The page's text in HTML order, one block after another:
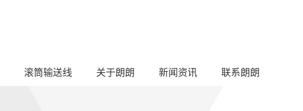
滚筒输送线 关于朗朗 新闻资讯 联系朗朗